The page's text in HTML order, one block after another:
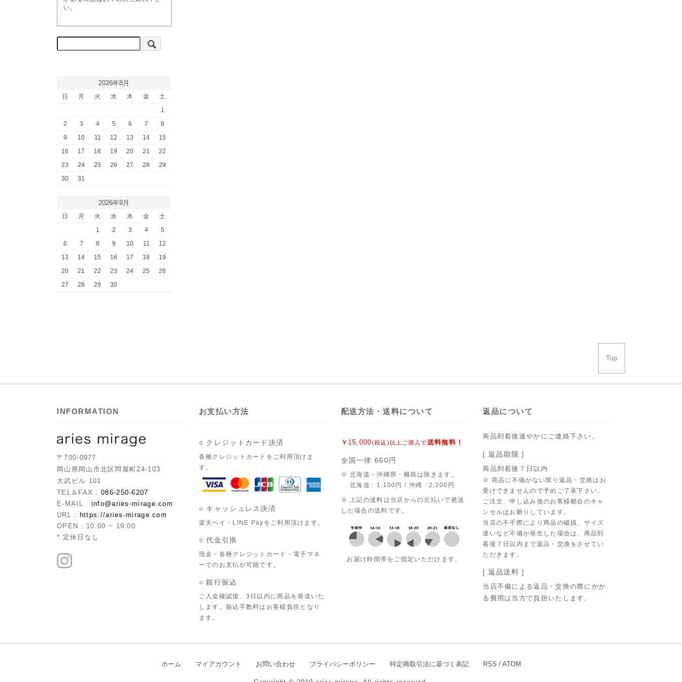
い。
2026年8月
日 月 火 水 木 金
土
1
2
3 4 5 6 7
8
9
10 11 12 13 14
15
16
17 18 19 20 21
22
23
24 25 26 27 28
29
30
31
2026年9月
日 月 火 水 木 金
土
1
2 3 4
5
6
7 8 9 10 11
12
13
14 15 16 17 18
19
20
21 22 23 24 25
26
27
28 29 30
Top
INFORMATION
〒700-0977
岡山県岡山市北区問屋町24-103
大武ビル 101
TEL＆FAX : 086-250-6207
E-MAIL : info@aries-mirage.com
URL :
https://aries-mirage.com
OPEN : 10:00 ~ 19:00
* 定休日なし
お支払い方法
○ クレジットカード決済
各種クレジットカードをご利用頂けま
す。
○ キャッシュレス決済
楽天ペイ・LINE Payをご利用頂けます。
○ 代金引換
現金・各種クレジットカード・電子マネ
ーでのお支払が可能です。
○ 銀行振込
ご入金確認後、3日以内に商品を発送いた
します。振込手数料はお客様負担となり
ます。
配送方法・送料について
￥15,000(税込)以上ご購入で送料無料！
全国一律 660円
※ 北海道・沖縄県・離島は除きます。
北海道 : 1,100円 / 沖縄 : 2,200円
※ 上記の送料は当店からの元払いで発送
した場合の送料です。
お届け時間帯をご指定いただけます。
返品について
商品到着後速やかにご連絡下さい。
[ 返品期限 ]
商品到着後７日以内
※ 商品に不備がない限り返品・交換はお
受けできませんので予めご了承下さい。
ご注文、申し込み後のお客様都合のキャ
ンセルはお断りしています。
当店の不手際により商品の破損、サイズ
違いなど不備が発生した場合は、商品到
着後７日以内まで返品・交換をさせてい
ただきます。
[ 返品送料 ]
当店不備による返品・交換の際にかか
る費用は当方で負担いたします。
ホーム マイアカウント お問い合わせ プライバシーポリシー 特定商取引法に基づく表記 RSS / ATOM